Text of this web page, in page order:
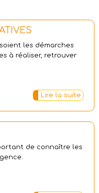
les démarches
à réaliser, retrouver
Lire la suite
de connaître les